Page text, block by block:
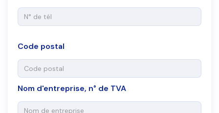
Code postal
Nom d'entreprise, n° de TVA